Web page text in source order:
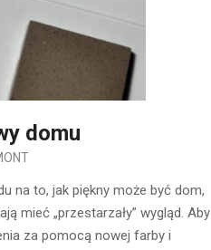
domu
na to, jak piękny może być dom,
mieć „przestarzały” wygląd. Aby
za pomocą nowej farby i